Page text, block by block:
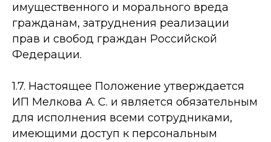
имущественного и морального вреда
гражданам, затруднения реализации
прав и свобод граждан Российской
Федерации.
1.7. Настоящее Положение утверждается
ИП Мелкова А. С. и является обязательным
для исполнения всеми сотрудниками,
имеющими доступ к персональным